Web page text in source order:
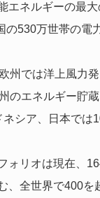
エネルギーの最
530万世帯の電
州では洋上風力
のエネルギー貯
シア、日本では
ォリオは現在、
、全世界で400を